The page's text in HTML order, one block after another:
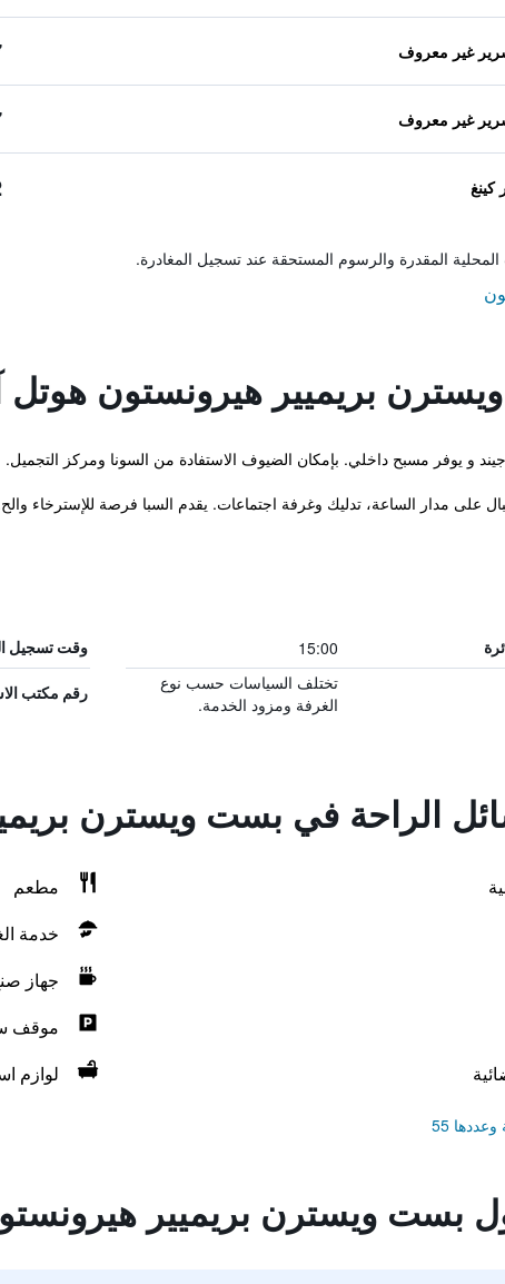
المقدرة والرسوم المستحقة عند تسجيل المغادرة.
بريميير هيرونستون هوتل
و يوفر مسبح داخلي. بإمكان الضيوف الاستفادة من السونا ومركز التجميل.
على مدار الساعة، تدليك وغرفة اجتماعات. يقدم السبا فرصة للإسترخاء
15:00 وقت تسجيل
تختلف السياسات حسب نوع
الغرفة ومزود الخدمة.
رقم مكتب
الراحة في بست ويسترن
مطعم
خدمة
جهاز
موقف
لوازم
55
بست ويسترن بريميير